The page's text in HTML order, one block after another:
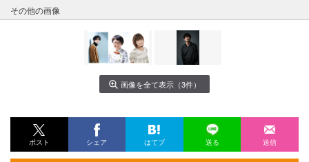
その他の画像
画像を全て表示（3件）
ポスト シェア はてブ 送る 送信